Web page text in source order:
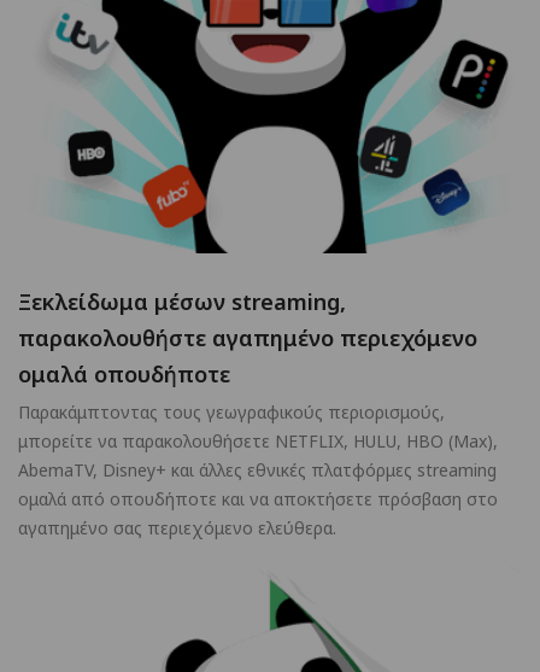
Ξεκλείδωμα μέσων streaming,
παρακολουθήστε αγαπημένο περιεχόμενο
ομαλά οπουδήποτε
Παρακάμπτοντας τους γεωγραφικούς περιορισμούς,
μπορείτε να παρακολουθήσετε NETFLIX, HULU, HBO (Max),
AbemaTV, Disney+ και άλλες εθνικές πλατφόρμες streaming
ομαλά από οπουδήποτε και να αποκτήσετε πρόσβαση στο
αγαπημένο σας περιεχόμενο ελεύθερα.